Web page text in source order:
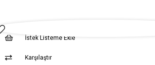
İstek Listeme Ekle
Karşılaştır